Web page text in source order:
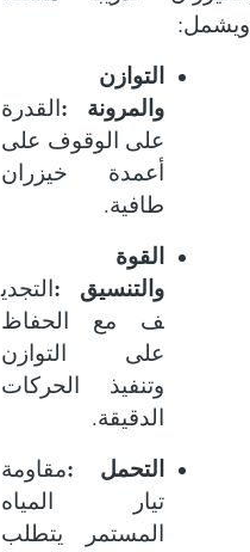
ويشمل:
التوازن
والمرونة
: القدرة
على الوقوف على
أعمدة خيزران
طافية.
القوة
والتنسيق
: التجدي
ف مع الحفاظ
على التوازن
وتنفيذ الحركات
الدقيقة.
التحمل :مقاومة
تيار المياه
المستمر يتطلب